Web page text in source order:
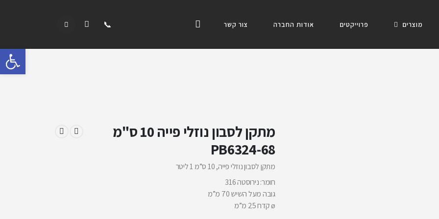
מוצרים פרוייקטים אודות החברה צור קשר
מתקן לסבון נוזלי פייה 10 ס"מ
PB6324-68
מתקן לסבון נוזלי פייה, 10 ס”מ 1 ליטר
חומר: נירוסטה 316
גובה מעל השיש 70 מ”מ
ø קדח 25 מ”מ